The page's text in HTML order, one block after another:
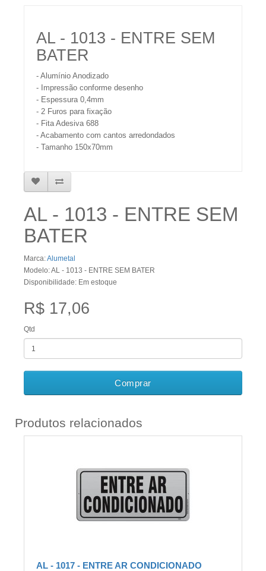
AL - 1013 - ENTRE SEM
BATER
- Alumínio Anodizado
- Impressão conforme desenho
- Espessura 0,4mm
- 2 Furos para fixação
- Fita Adesiva 688
- Acabamento com cantos arredondados
- Tamanho 150x70mm
AL - 1013 - ENTRE SEM
BATER
Marca:Alumetal
Modelo: AL - 1013 - ENTRE SEM BATER
Disponibilidade: Em estoque
R$ 17,06
Qtd
Comprar
Produtos relacionados
AL - 1017 - ENTRE AR CONDICIONADO